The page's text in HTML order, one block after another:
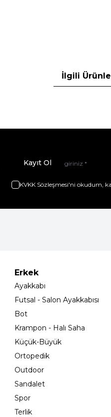
İlgili
Kayıt Ol
KVKK Sözleşmesi'ni okudum,
Erkek
Ayakkabı
Futsal - Salon Ayakkabısı
Bot
Krampon - Halı Saha
Küçük-Büyük
Ortopedik
Outdoor
Sandalet
Spor
Terlik